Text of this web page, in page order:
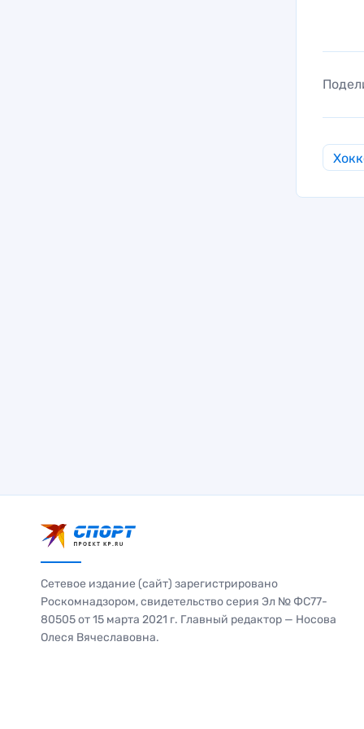
Сетевое издание (сайт) зарегистрировано
Роскомнадзором, свидетельство серия Эл № ФС77-
80505 от 15 марта 2021 г. Главный редактор — Носова
Олеся Вячеславовна.